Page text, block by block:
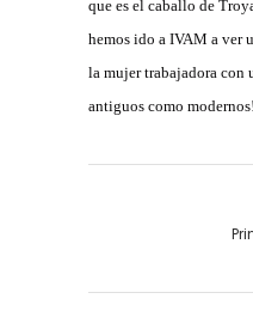
que es el caballo de
hemos ido a IVAM a ver
la mujer trabajadora con
antiguos como modernos!